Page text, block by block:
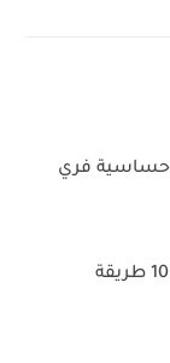
حساسية فري
استرجاع حساب free fire - إليك أفضل 10 طريقة